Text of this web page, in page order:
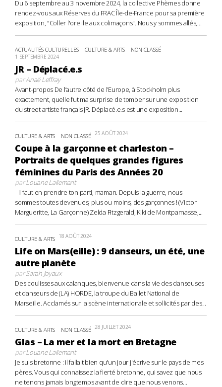
Du 6 septembre au 3 novembre 2024, la collective Phèmes donne
rendez-vous aux Réserves du FRAC Île-de-France pour sa première
exposition, "Coller l'oreille aux colimaçons". Nous y sommes allés,...
ACTUALITÉS CULTURELLES CULTURE & ARTS NON CLASSÉ
1 SEPTEMBRE 2024
JR – Déplacé.e.s
parAnaë Leffray
Avant-propos De l’autre côté de l’Europe, à Stockholm plus
exactement, quelle fut ma surprise de tomber sur une exposition
du street artiste français JR. Déplacé.e.s est une exposition...
CULTURE & ARTS NON CLASSÉ 25 AOÛT 2024
Coupe à la garçonne et charleston –
Portraits de quelques grandes figures
féminines du Paris des Années 20
parLouane Lallemant
- Il faut en prendre ton parti, maman. Depuis la guerre, nous
sommes toutes devenues, plus ou moins, des garçonnes ! (Victor
Margueritte, La Garçonne) Zelda Fitzgerald, Kiki de Montparnasse,...
CULTURE & ARTS 18 AOÛT 2024
Life on Mars(eille) : 9 danseurs, un été, une
autre planète
parSarah Joyaux
Des coulisses aux calanques, bienvenue dans la vie des danseuses
et danseurs de (LA) HORDE, la troupe du Ballet National de
Marseille. Acclamés sur la scène internationale et sollicités par des...
CULTURE & ARTS NON CLASSÉ 28 JUILLET 2024
Glas – La mer et la mort en Bretagne
parLouane Lallemant
Je suis bretonne : il fallait bien qu'un jour j'écrive sur le pays de mes
pères. Vous qui connaissez la fierté bretonne, qui savez que nous
ne tenons jamais longtemps avant de dire que nous venons...